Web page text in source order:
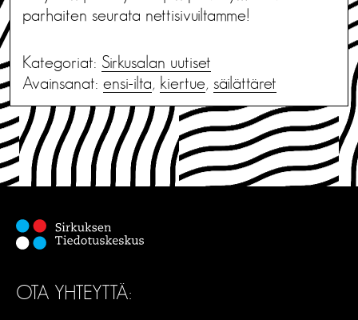
parhaiten seurata nettisivuiltamme!
Kategoriat: Sirkusalan uutiset
Avainsanat: ensi-ilta, kiertue, säilättäret
OTA YHTEYTTÄ: